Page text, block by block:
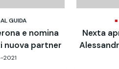
GUIDA
e nomina
nuova partner
Nexta